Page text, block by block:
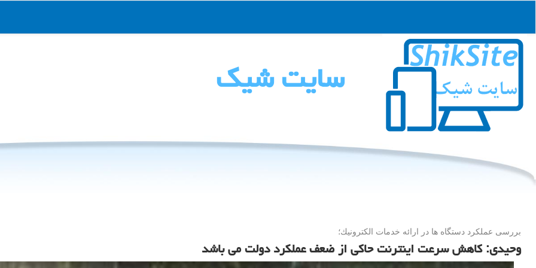
سایت شیك
بررسی عملكرد دستگاه ها در ارائه خدمات الكترونیك؛
وحیدی: کاهش سرعت اینترنت حاکی از ضعف عملکرد دولت می باشد